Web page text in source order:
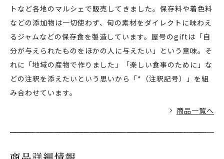
トなど各地のマルシェで販売してきました。保存料や着色料
などの添加物は一切使わず、旬の素材をダイレクトに味わえ
るジャムなどの保存食を製造しています。屋号のgiftは「自
分が与えられたものをほかの人に与えたい」という意味。そ
れに「地域の産物で作りました」「楽しい食事のために」な
どの注釈を添えたいという思いから「*（注釈記号）」を組
み合わせています。
商品一覧へ